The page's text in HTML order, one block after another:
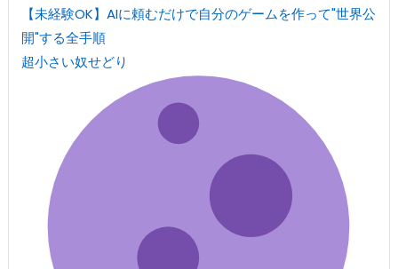
【未経験OK】AIに頼むだけで自分のゲームを作って"世界公
開"する全手順
超小さい奴せどり